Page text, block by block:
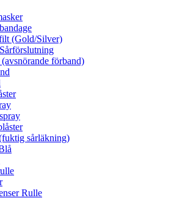
(Gold/Silver)
förband)
sårläkning)
Rulle